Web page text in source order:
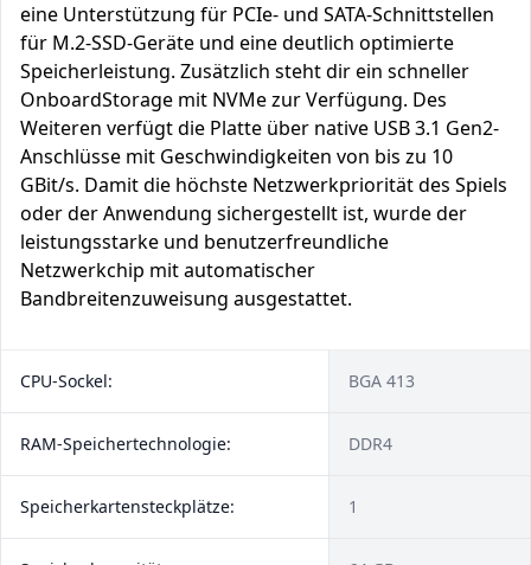
eine Unterstützung für PCIe- und SATA-Schnittstellen
für M.2-SSD-Geräte und eine deutlich optimierte
Speicherleistung. Zusätzlich steht dir ein schneller
OnboardStorage mit NVMe zur Verfügung. Des
Weiteren verfügt die Platte über native USB 3.1 Gen2-
Anschlüsse mit Geschwindigkeiten von bis zu 10
GBit/s. Damit die höchste Netzwerkpriorität des Spiels
oder der Anwendung sichergestellt ist, wurde der
leistungsstarke und benutzerfreundliche
Netzwerkchip mit automatischer
Bandbreitenzuweisung ausgestattet.
CPU-Sockel: BGA 413
RAM-Speichertechnologie: DDR4
Speicherkartensteckplätze: 1